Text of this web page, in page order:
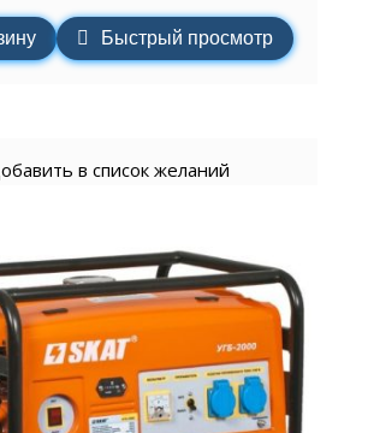
Быстрый просмотр
в список желаний